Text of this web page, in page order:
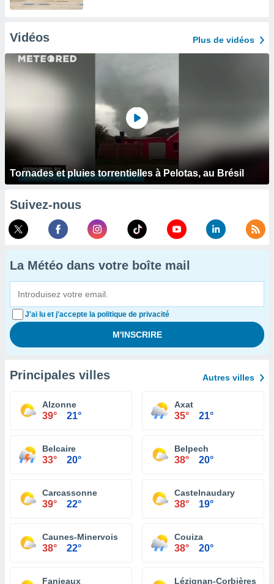
Vidéos Plus de vidéos
Tornades et pluies torrentielles à Pelotas, au Brésil
Suivez-nous
La Météo dans votre boîte mail
J'ai lu et j'accepte la politique de privacité
Principales villes Autres villes
Alzonne
39° 21°
Axat
35° 21°
Belcaire
33° 20°
Belpech
38° 20°
Carcassonne
39° 22°
Castelnaudary
38° 19°
Caunes-Minervois
38° 22°
Couiza
38° 20°
Fanjeaux Lézignan-Corbières